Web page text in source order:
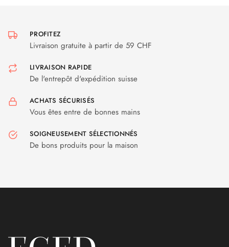
PROFITEZ
Livraison gratuite à partir de 59 CHF
LIVRAISON RAPIDE
De l'entrepôt d'expédition suisse
ACHATS SÉCURISÉS
Vous êtes entre de bonnes mains
SOIGNEUSEMENT SÉLECTIONNÉS
De bons produits pour la maison